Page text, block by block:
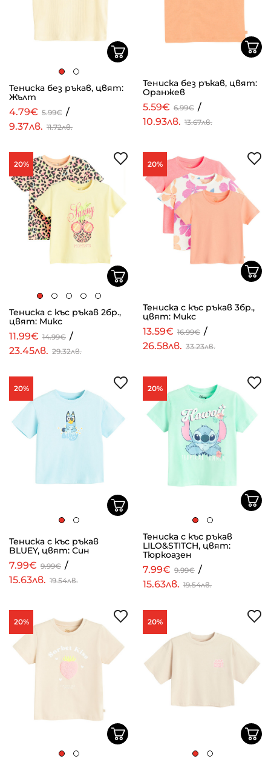
Тениска без ръкав, цвят:
Жълт
4.79€ 5.99€ /
9.37лв. 11.72лв.
Тениска без ръкав, цвят:
Оранжев
5.59€ 6.99€ /
10.93лв. 13.67лв.
20%
Тениска с къс ръкав 2бр.,
цвят: Микс
11.99€ 14.99€ /
23.45лв. 29.32лв.
20%
Тениска с къс ръкав 3бр.,
цвят: Микс
13.59€ 16.99€ /
26.58лв. 33.23лв.
20%
Тениска с къс ръкав
BLUEY, цвят: Син
7.99€ 9.99€ /
15.63лв. 19.54лв.
20%
Тениска с къс ръкав
LILO&STITCH, цвят:
Тюркоазен
7.99€ 9.99€ /
15.63лв. 19.54лв.
20% 20%